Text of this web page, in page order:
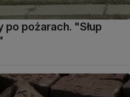
pożarach. "Słup